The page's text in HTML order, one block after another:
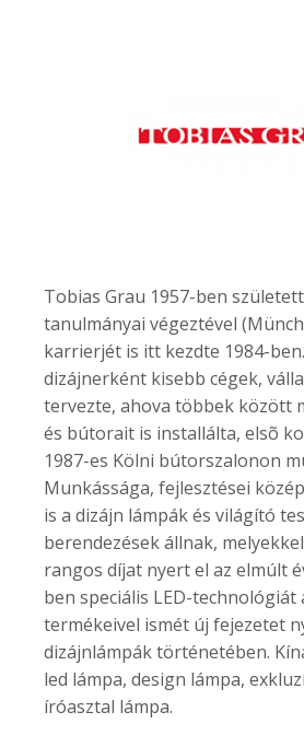
Tobias Grau 1957-ben
tanulmányai végeztével
karrierjét is itt kezdte 1984-
dizájnerként kisebb cégek,
tervezte, ahova többek között
és bútorait is installálta, elsõ
1987-es Kölni bútorszalonon
Munkássága, fejlesztései
is a dizájn lámpák és világító
berendezések állnak,
rangos díjat nyert el az elmúlt
ben speciális LED-technológiát
termékeivel ismét új fejezetet
dizájnlámpák történetében.
led lámpa, design lámpa,
íróasztal lámpa.